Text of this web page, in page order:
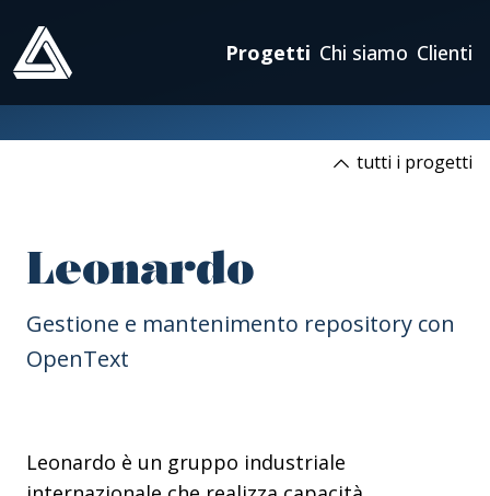
ATLAS
Progetti Chi siamo Clienti
tutti i progetti
Leonardo
Gestione e mantenimento repository con
OpenText
Leonardo è un gruppo industriale